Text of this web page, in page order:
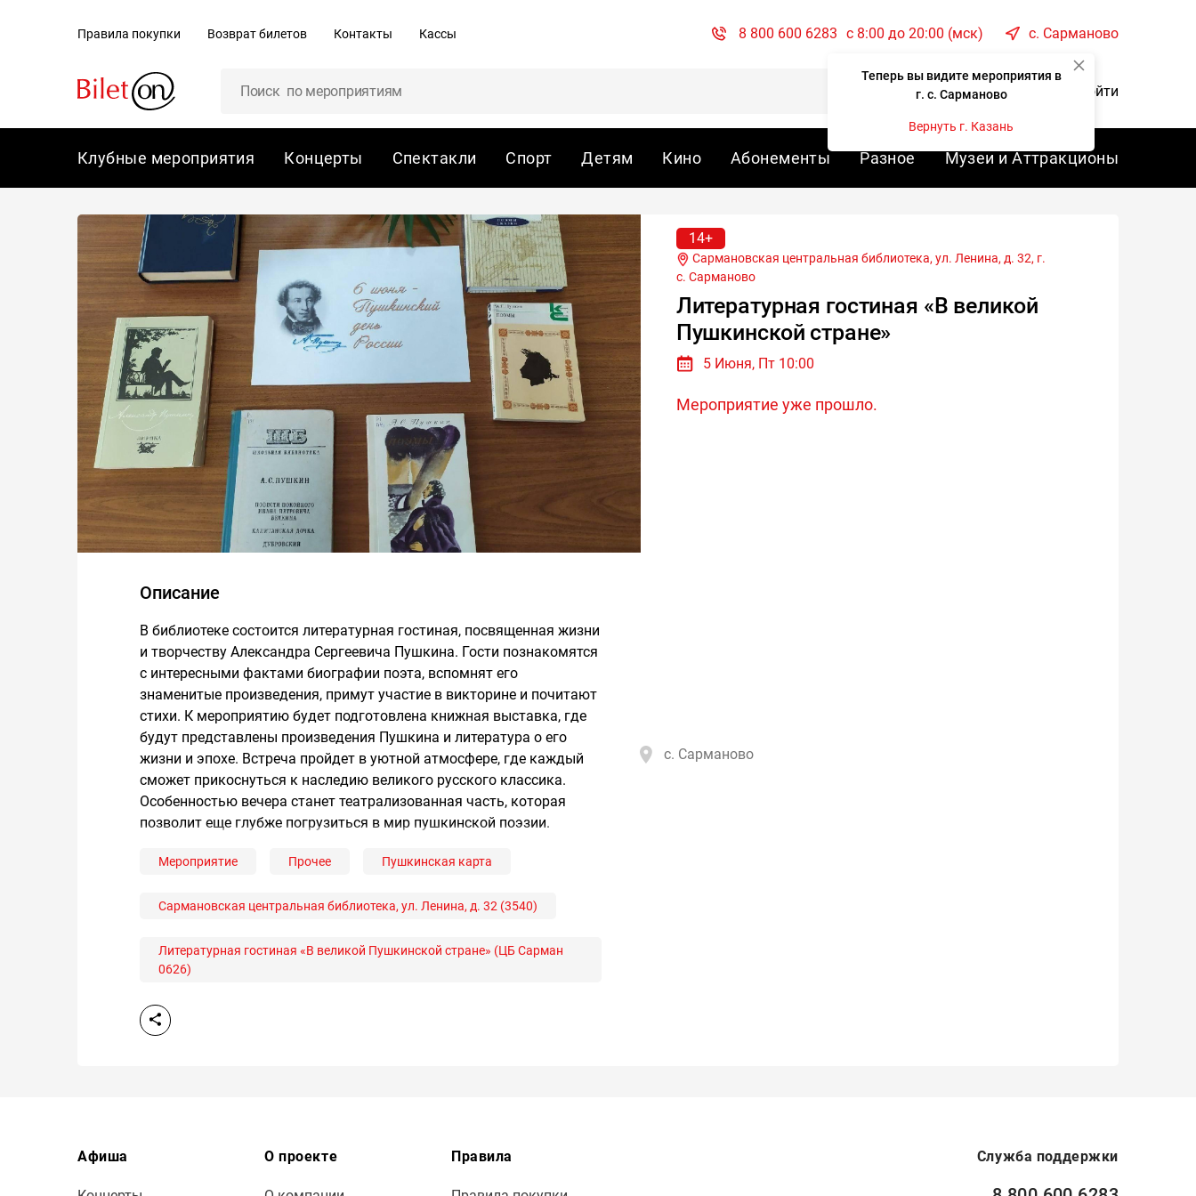
Правила покупки Возврат билетов Контакты Кассы 8 800 600 6283 c 8:00 до 20:00 (мск) с. Сарманово
Теперь вы видите мероприятия в
г. с. Сарманово
Вернуть г. Казань
Корзина Войти
Клубные мероприятия Концерты Спектакли Спорт Детям Кино Абонементы Разное Музеи и Аттракционы
14+
Сармановская центральная библиотека, ул. Ленина, д. 32, г.
с. Сарманово
Литературная гостиная «В великой
Пушкинской стране»
5 Июня, Пт 10:00
Мероприятие уже прошло.
Описание
В библиотеке состоится литературная гостиная, посвященная жизни
и творчеству Александра Сергеевича Пушкина. Гости познакомятся
с интересными фактами биографии поэта, вспомнят его
знаменитые произведения, примут участие в викторине и почитают
стихи. К мероприятию будет подготовлена книжная выставка, где
будут представлены произведения Пушкина и литература о его
жизни и эпохе. Встреча пройдет в уютной атмосфере, где каждый
сможет прикоснуться к наследию великого русского классика.
Особенностью вечера станет театрализованная часть, которая
позволит еще глубже погрузиться в мир пушкинской поэзии.
Мероприятие Прочее Пушкинская карта
Сармановская центральная библиотека, ул. Ленина, д. 32 (3540)
Литературная гостиная «В великой Пушкинской стране» (ЦБ Сарман
0626)
с. Сарманово
Афиша О проекте Правила Служба поддержки